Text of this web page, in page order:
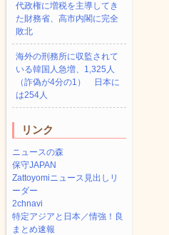
ね...
代政権に増税を主導してき
た財務省、高市内閣に完全
敗北
海外の刑務所に収監されて
いる韓国人急増、1,325人
（詐偽が4分の1） 日本に
は254人
リンク
ニュースの森
保守JAPAN
Zattoyomiニュース見出しリ
ーダー
2chnavi
特定アジアと日本／情強！良
まとめ速報